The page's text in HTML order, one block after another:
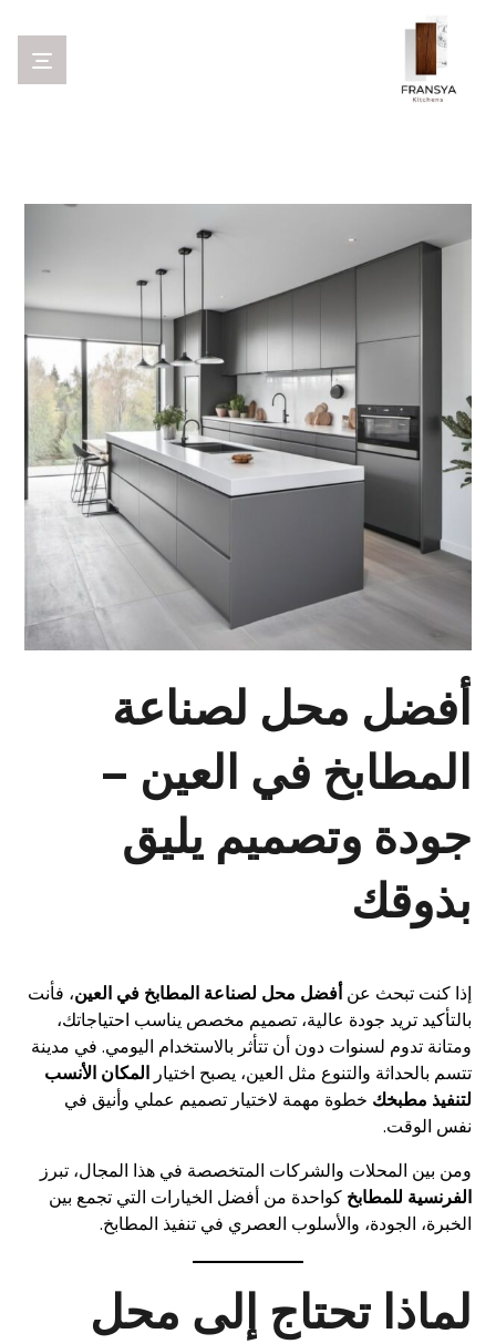
أفضل محل لصناعة
المطابخ في العين –
جودة وتصميم يليق
بذوقك
إذا كنت تبحث عن أفضل محل لصناعة المطابخ في العين، فأنت
بالتأكيد تريد جودة عالية، تصميم مخصص يناسب احتياجاتك،
ومتانة تدوم لسنوات دون أن تتأثر بالاستخدام اليومي. في مدينة
تتسم بالحداثة والتنوع مثل العين، يصبح اختيار
المكان الأنسب
لتنفيذ مطبخك خطوة مهمة لاختيار تصميم عملي وأنيق في
نفس الوقت.
ومن بين المحلات والشركات المتخصصة في هذا المجال، تبرز
الفرنسية للمطابخ كواحدة من أفضل الخيارات التي تجمع بين
الخبرة، الجودة، والأسلوب العصري في تنفيذ المطابخ.
لماذا تحتاج إلى محل